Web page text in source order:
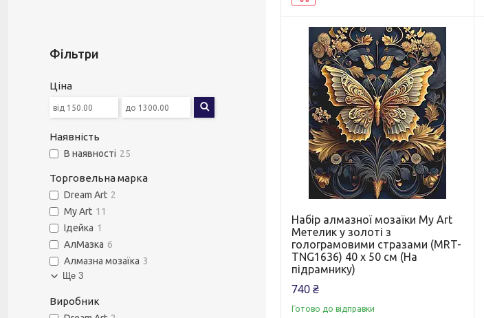
Набір алмазної мозаїки My Art
Метелик у золоті з
голограмовими стразами (MRT-
TNG1636) 40 х 50 см (На
підрамнику)
740 ₴
Готово до відправки
Фільтри
Ціна
Наявність
В наявності 25
Торговельна марка
Dream Art 2
My Art 11
Ідейка 1
АлМазка 6
Алмазна мозаїка 3
Ще 3
Виробник